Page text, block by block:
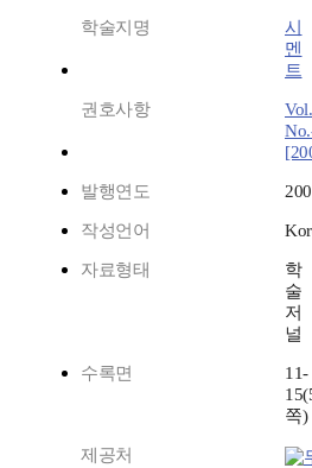
학술지명
시
멘
트
권호사항
발행연도
작성언어
자료형태
학
술
저
널
수록면
11-
쪽)
제공처